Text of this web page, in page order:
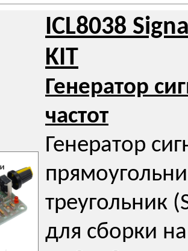
ICL8038
KIT
Генератор
частот
Генератор
треугольник
для сборки